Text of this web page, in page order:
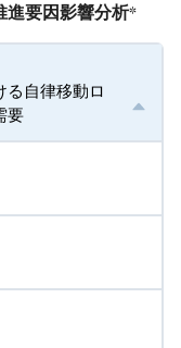
進要因影響分析*
る自律移動ロ
要